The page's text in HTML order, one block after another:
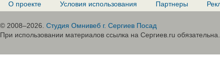
О проекте Условия использования Партнеры
© 2008–2026. Студия Омнивеб г. Сергиев Посад
При использовании материалов ссылка на Сергиев.ru обязательна.